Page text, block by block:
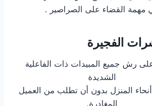
مهمة القضاء على الصراصير .
الفجيرة
رش جميع المبيدات ذات الفاعلية
الشديدة
المنزل بدون أن تطلب من العميل
المغادرة.